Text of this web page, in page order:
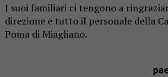
I suoi familiari ci tengono a
direzione e tutto il personale della
Poma di Miagliano.